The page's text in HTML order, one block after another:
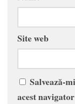
Site web
Salvează-
acest